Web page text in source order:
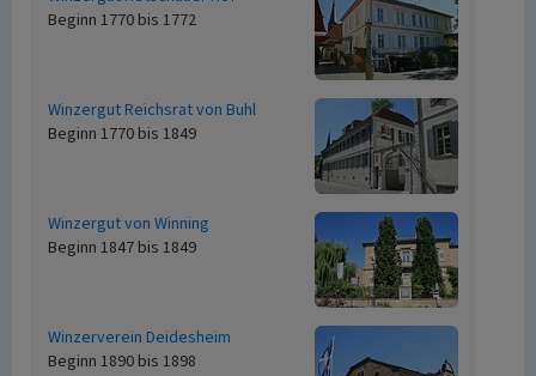
Beginn 1770 bis 1772
Winzergut Reichsrat von Buhl
Beginn 1770 bis 1849
Winzergut von Winning
Beginn 1847 bis 1849
Winzerverein Deidesheim
Beginn 1890 bis 1898